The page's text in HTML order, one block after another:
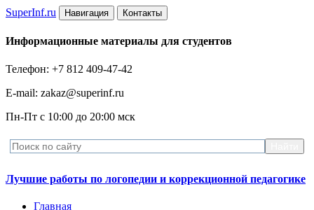
SuperInf.ru Навигация Контакты
Информационные материалы для студентов
Телефон: +7 812 409-47-42
E-mail: zakaz@superinf.ru
Пн-Пт с 10:00 до 20:00 мск
Лучшие работы по логопедии и коррекционной педагогике
Главная